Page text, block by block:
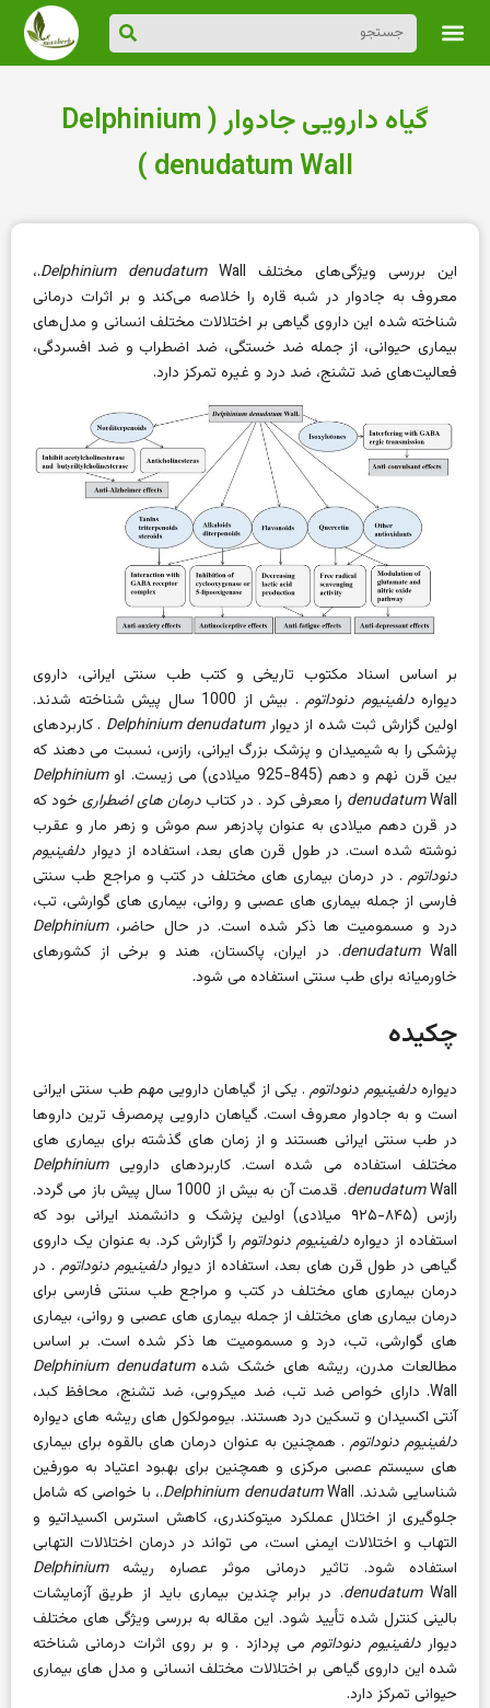
گیاه دارویی جادوار ( Delphinium
denudatum Wall )
این بررسی ویژگی‌های مختلف Delphinium denudatumWall.،
معروف به جادوار در شبه قاره را خلاصه می‌کند و بر اثرات درمانی
شناخته شده این داروی گیاهی بر اختلالات مختلف انسانی و مدل‌های
بیماری حیوانی، از جمله ضد خستگی، ضد اضطراب و ضد افسردگی،
فعالیت‌های ضد تشنج، ضد درد و غیره تمرکز دارد.
بر اساس اسناد مکتوب تاریخی و کتب طب سنتی ایرانی، داروی
دیوارهدلفینیوم دنوداتوم
. بیش از 1000 سال پیش شناخته شدند.
اولین گزارش ثبت شده از دیوارDelphinium denudatum . کاربردهای
پزشکی را به شیمیدان و پزشک بزرگ ایرانی، رازس، نسبت می دهند که
بین قرن نهم و دهم (845-925 میلادی) می زیست. او
Delphinium
denudatumWall را معرفی کرد . در کتابدرمان های اضطراری خود که
در قرن دهم میلادی به عنوان پادزهر سم موش و زهر مار و عقرب
نوشته شده است. در طول قرن های بعد، استفاده از دیوار دلفینیوم
دنوداتوم . در درمان بیماری های مختلف در کتب و مراجع طب سنتی
فارسی از جمله بیماری های عصبی و روانی، بیماری های گوارشی، تب،
درد و مسمومیت ها ذکر شده است. در حال حاضر،Delphinium
denudatumWall. در ایران، پاکستان، هند و برخی از کشورهای
خاورمیانه برای طب سنتی استفاده می شود.
چکیده
دیوارهدلفینیوم دنوداتوم. یکی از گیاهان دارویی مهم طب سنتی ایرانی
است و به جادوار معروف است. گیاهان دارویی پرمصرف ترین داروها
در طب سنتی ایرانی هستند و از زمان های گذشته برای بیماری های
مختلف استفاده می شده است. کاربردهای داروییDelphinium
denudatum
Wall. قدمت آن به بیش از 1000 سال پیش باز می گردد.
رازس (۸۴۵-۹۲۵ میلادی) اولین پزشک و دانشمند ایرانی بود که
استفاده از دیوارهدلفینیوم دنوداتوم را گزارش کرد. به عنوان یک داروی
گیاهی در طول قرن های بعد، استفاده از دیواردلفینیوم دنوداتوم . در
درمان بیماری های مختلف در کتب و مراجع طب سنتی فارسی برای
درمان بیماری های مختلف از جمله بیماری های عصبی و روانی، بیماری
های گوارشی، تب، درد و مسمومیت ها ذکر شده است. بر اساس
مطالعات مدرن، ریشه های خشک شدهDelphinium denudatum
Wall. دارای خواص ضد تب، ضد میکروبی، ضد تشنج، محافظ کبد،
آنتی اکسیدان و تسکین درد هستند. بیومولکول های ریشه های دیواره
دلفینیوم دنوداتوم . همچنین به عنوان درمان های بالقوه برای بیماری
های سیستم عصبی مرکزی و همچنین برای بهبود اعتیاد به مورفین
شناسایی شدند.
Delphinium denudatumWall.، با خواصی که شامل
جلوگیری از اختلال عملکرد میتوکندری، کاهش استرس اکسیداتیو و
التهاب و اختلالات ایمنی است، می تواند در درمان اختلالات التهابی
استفاده شود. تاثیر درمانی موثر عصاره ریشهDelphinium
denudatumWall. در برابر چندین بیماری باید از طریق آزمایشات
بالینی کنترل شده تأیید شود. این مقاله به بررسی ویژگی های مختلف
دیواردلفینیوم دنوداتوممی پردازد . و بر روی اثرات درمانی شناخته
شده این داروی گیاهی بر اختلالات مختلف انسانی و مدل های بیماری
حیوانی تمرکز دارد.